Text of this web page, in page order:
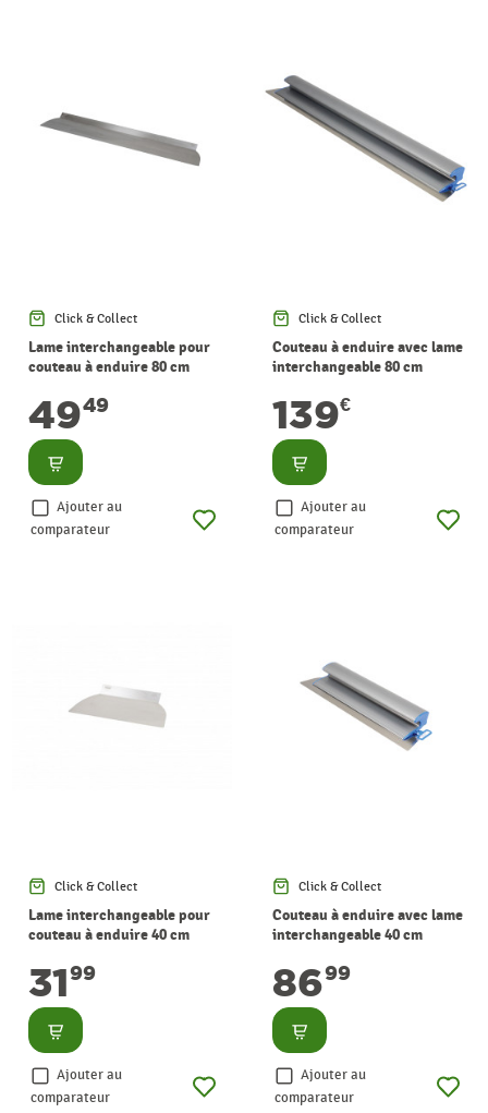
Click & Collect
Lame interchangeable pour
couteau à enduire 80 cm
4949
Consulter
Ajouter au
comparateur
Click & Collect
Couteau à enduire avec lame
interchangeable 80 cm
139€
Consulter
Ajouter au
comparateur
Click & Collect
Lame interchangeable pour
couteau à enduire 40 cm
3199
Consulter
Ajouter au
comparateur
Click & Collect
Couteau à enduire avec lame
interchangeable 40 cm
8699
Consulter
Ajouter au
comparateur